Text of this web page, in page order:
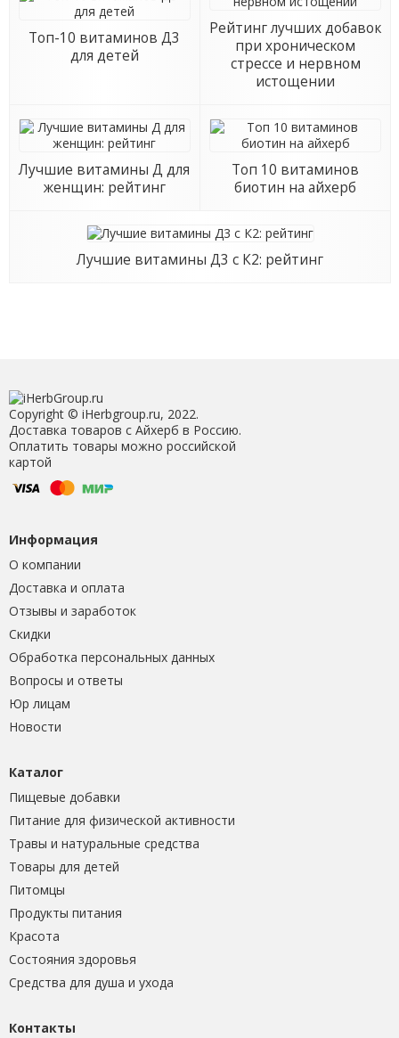
Топ-10 витаминов Д3
для детей
Рейтинг лучших добавок
при хроническом
стрессе и нервном
истощении
Лучшие витамины Д для
женщин: рейтинг
Топ 10 витаминов
биотин на айхерб
Лучшие витамины Д3 с К2: рейтинг
Copyright © iHerbgroup.ru, 2022.
Доставка товаров с Айхерб в Россию.
Оплатить товары можно российской
картой
Информация
О компании
Доставка и оплата
Отзывы и заработок
Скидки
Обработка персональных данных
Вопросы и ответы
Юр лицам
Новости
Каталог
Пищевые добавки
Питание для физической активности
Травы и натуральные средства
Товары для детей
Питомцы
Продукты питания
Красота
Состояния здоровья
Средства для душа и ухода
Контакты